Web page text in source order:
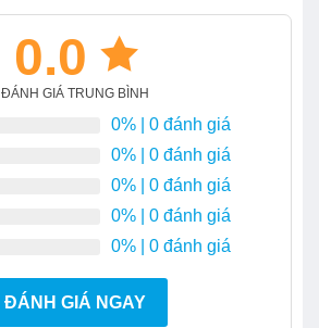
0.0
ĐÁNH GIÁ TRUNG BÌNH
0% | 0 đánh giá
0% | 0 đánh giá
0% | 0 đánh giá
0% | 0 đánh giá
0% | 0 đánh giá
ĐÁNH GIÁ NGAY